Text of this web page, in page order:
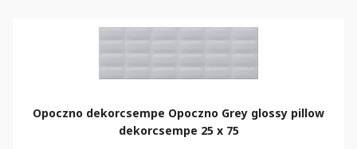
Opoczno dekorcsempe Opoczno Grey glossy pillow
dekorcsempe 25 x 75